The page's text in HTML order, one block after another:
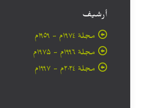
أرشيف
مجلة ۱۹۷٤م - ١٩٥٩م
مجلة ۱۹۹٦م - ۱۹۷۵م
مجلة ۲۰۲٤م - ۱۹۹۷م